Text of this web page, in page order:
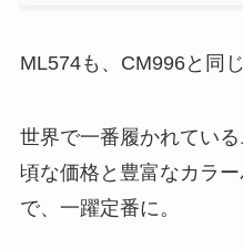
ML574も、CM996と同
世界で一番履かれてい
頃な価格と豊富なカラ
で、一躍定番に。